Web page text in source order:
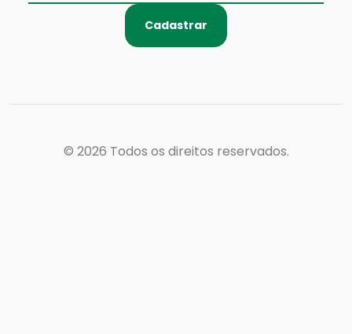
Cadastrar
© 2026 Todos os direitos reservados.